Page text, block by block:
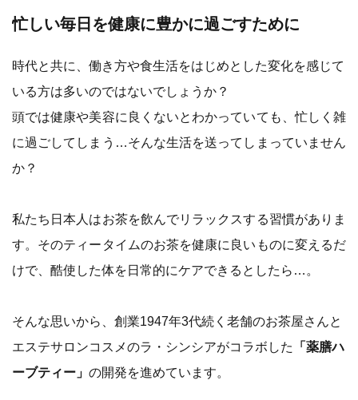
忙しい毎日を健康に豊かに過ごすために
時代と共に、働き方や食生活をはじめとした変化を感じて
いる方は多いのではないでしょうか？
頭では健康や美容に良くないとわかっていても、忙しく雑
に過ごしてしまう…そんな生活を送ってしまっていません
か？
私たち日本人はお茶を飲んでリラックスする習慣がありま
す。そのティータイムのお茶を健康に良いものに変えるだ
けで、酷使した体を日常的にケアできるとしたら…。
そんな思いから、創業1947年3代続く老舗のお茶屋さんと
エステサロンコスメのラ・シンシアがコラボした
「薬膳ハ
ーブティー」 の開発を進めています。